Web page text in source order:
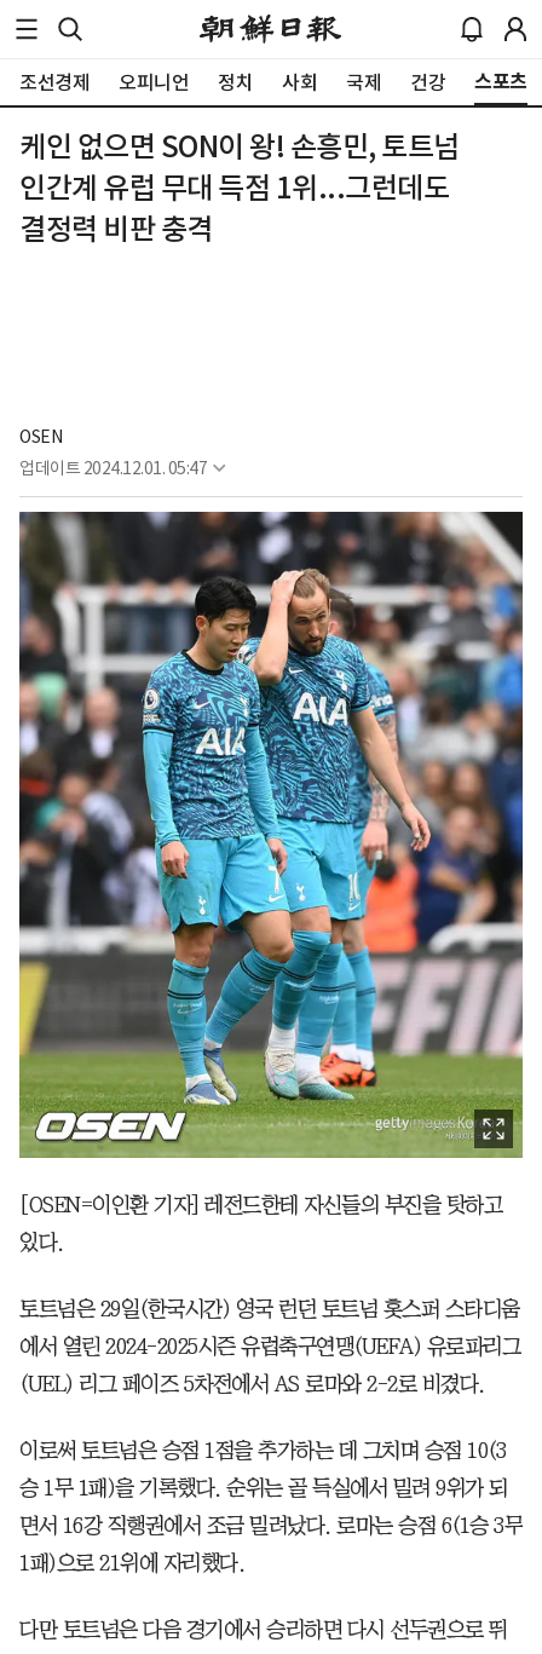
조선경제 오피니언 정치 사회 국제 건강 스포츠
케인 없으면 SON이 왕! 손흥민, 토트넘
인간계 유럽 무대 득점 1위...그런데도
결정력 비판 충격
OSEN
업데이트 2024.12.01. 05:47
[OSEN=이인환 기자] 레전드한테 자신들의 부진을 탓하고
있다.
토트넘은 29일(한국시간) 영국 런던 토트넘 홋스퍼 스타디움
에서 열린 2024-2025시즌 유럽축구연맹(UEFA) 유로파리그
(UEL) 리그 페이즈 5차전에서 AS 로마와 2-2로 비겼다.
이로써 토트넘은 승점 1점을 추가하는 데 그치며 승점 10(3
승 1무 1패)을 기록했다. 순위는 골 득실에서 밀려 9위가 되
면서 16강 직행권에서 조금 밀려났다. 로마는 승점 6(1승 3무
1패)으로 21위에 자리했다.
다만 토트넘은 다음 경기에서 승리하면 다시 선두권으로 뛰